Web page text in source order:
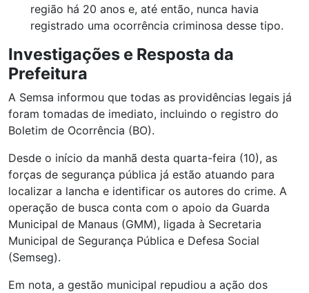
região há 20 anos e, até então, nunca havia
registrado uma ocorrência criminosa desse tipo.
Investigações e Resposta da
Prefeitura
A Semsa informou que todas as providências legais já
foram tomadas de imediato, incluindo o registro do
Boletim de Ocorrência (BO).
Desde o início da manhã desta quarta-feira (10), as
forças de segurança pública já estão atuando para
localizar a lancha e identificar os autores do crime. A
operação de busca conta com o apoio da Guarda
Municipal de Manaus (GMM), ligada à Secretaria
Municipal de Segurança Pública e Defesa Social
(Semseg).
Em nota, a gestão municipal repudiou a ação dos